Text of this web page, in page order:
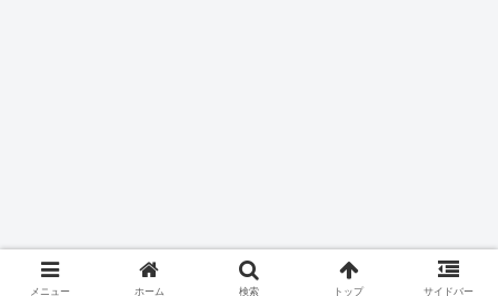
メニュー ホーム 検索 トップ サイドバー